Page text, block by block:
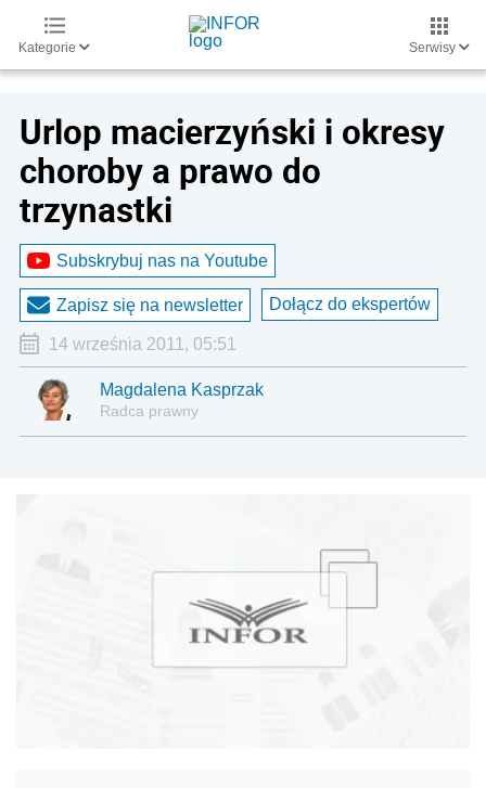
Kategorie Serwisy
Urlop macierzyński i okresy
choroby a prawo do
trzynastki
Subskrybuj nas na Youtube
Zapisz się na newsletter Dołącz do ekspertów
14 września 2011, 05:51
Magdalena Kasprzak
Radca prawny